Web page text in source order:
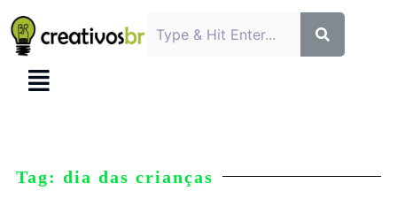
Tag: dia das crianças